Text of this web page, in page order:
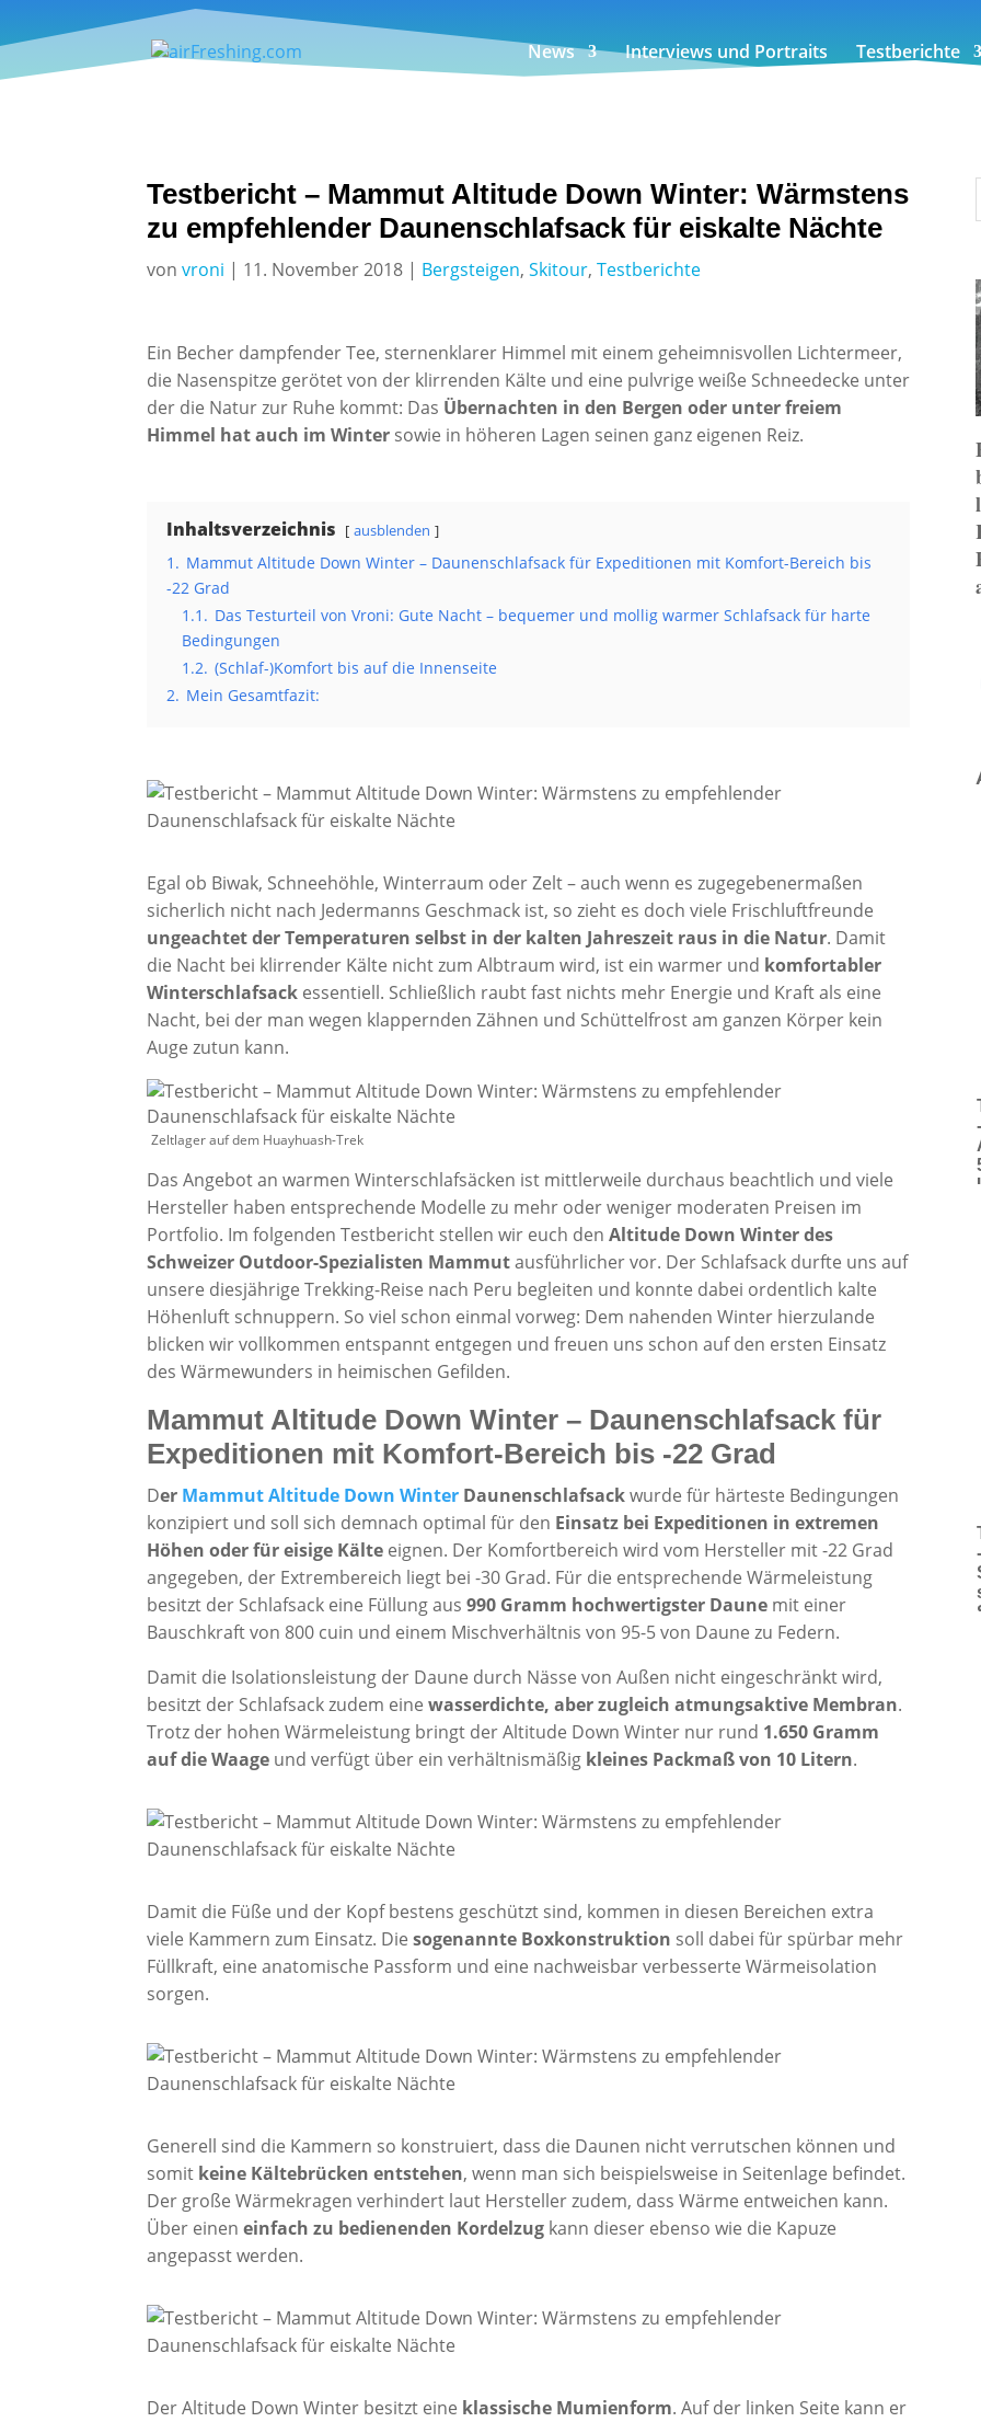
News Interviews und Portraits Testberichte
Testbericht – Mammut Altitude Down Winter: Wärmstens
zu empfehlender Daunenschlafsack für eiskalte Nächte
vonvroni | 11. November 2018 | Bergsteigen,Skitour,Testberichte
Ein Becher dampfender Tee, sternenklarer Himmel mit einem geheimnisvollen Lichtermeer,
die Nasenspitze gerötet von der klirrenden Kälte und eine pulvrige weiße Schneedecke unter
der die Natur zur Ruhe kommt: Das Übernachten in den Bergen oder unter freiem
Himmel hat auch im Winter sowie in höheren Lagen seinen ganz eigenen Reiz.
Inhaltsverzeichnis ausblenden
1. Mammut Altitude Down Winter – Daunenschlafsack für Expeditionen mit Komfort-Bereich bis
-22 Grad
1.1. Das Testurteil von Vroni: Gute Nacht – bequemer und mollig warmer Schlafsack für harte
Bedingungen
1.2. (Schlaf-)Komfort bis auf die Innenseite
2. Mein Gesamtfazit:
Egal ob Biwak, Schneehöhle, Winterraum oder Zelt – auch wenn es zugegebenermaßen
sicherlich nicht nach Jedermanns Geschmack ist, so zieht es doch viele Frischluftfreunde
ungeachtet der Temperaturen selbst in der kalten Jahreszeit raus in die Natur. Damit
die Nacht bei klirrender Kälte nicht zum Albtraum wird, ist ein warmer und komfortabler
Winterschlafsack essentiell. Schließlich raubt fast nichts mehr Energie und Kraft als eine
Nacht, bei der man wegen klappernden Zähnen und Schüttelfrost am ganzen Körper kein
Auge zutun kann.
Zeltlager auf dem Huayhuash-Trek
Das Angebot an warmen Winterschlafsäcken ist mittlerweile durchaus beachtlich und viele
Hersteller haben entsprechende Modelle zu mehr oder weniger moderaten Preisen im
Portfolio. Im folgenden Testbericht stellen wir euch denAltitude Down Winter des
Schweizer Outdoor-Spezialisten Mammutausführlicher vor. Der Schlafsack durfte uns auf
unsere diesjährige Trekking-Reise nach Peru begleiten und konnte dabei ordentlich kalte
Höhenluft schnuppern. So viel schon einmal vorweg: Dem nahenden Winter hierzulande
blicken wir vollkommen entspannt entgegen und freuen uns schon auf den ersten Einsatz
des Wärmewunders in heimischen Gefilden.
Mammut Altitude Down Winter – Daunenschlafsack für
Expeditionen mit Komfort-Bereich bis -22 Grad
Der Mammut Altitude Down Winter Daunenschlafsackwurde für härteste Bedingungen
konzipiert und soll sich demnach optimal für den Einsatz bei Expeditionen in extremen
Höhen oder für eisige Kälte eignen. Der Komfortbereich wird vom Hersteller mit -22 Grad
angegeben, der Extrembereich liegt bei -30 Grad. Für die entsprechende Wärmeleistung
besitzt der Schlafsack eine Füllung aus990 Gramm hochwertigster Daune mit einer
Bauschkraft von 800 cuin und einem Mischverhältnis von 95-5 von Daune zu Federn.
Damit die Isolationsleistung der Daune durch Nässe von Außen nicht eingeschränkt wird,
besitzt der Schlafsack zudem einewasserdichte, aber zugleich atmungsaktive Membran.
Trotz der hohen Wärmeleistung bringt der Altitude Down Winter nur rund 1.650 Gramm
auf die Waage und verfügt über ein verhältnismäßig kleines Packmaß von 10 Litern.
Damit die Füße und der Kopf bestens geschützt sind, kommen in diesen Bereichen extra
viele Kammern zum Einsatz. Diesogenannte Boxkonstruktion soll dabei für spürbar mehr
Füllkraft, eine anatomische Passform und eine nachweisbar verbesserte Wärmeisolation
sorgen.
Generell sind die Kammern so konstruiert, dass die Daunen nicht verrutschen können und
somit keine Kältebrücken entstehen, wenn man sich beispielsweise in Seitenlage befindet.
Der große Wärmekragen verhindert laut Hersteller zudem, dass Wärme entweichen kann.
Über eineneinfach zu bedienenden Kordelzug kann dieser ebenso wie die Kapuze
angepasst werden.
Der Altitude Down Winter besitzt eine klassische Mumienform. Auf der linken Seite kann er